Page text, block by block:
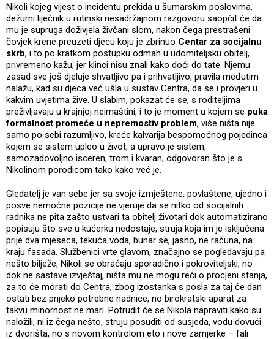
Nikoli kojeg vijest o incidentu prekida u šumarskim poslovima,
dežurni liječnik u rutinski nesadržajnom razgovoru saopćit će da
mu je supruga doživjela živčani slom, nakon čega prestrašeni
čovjek krene preuzeti djecu koju je zbrinuo Centar za socijalnu
skrb, i to po kratkom postupku odmah u udomiteljsku obitelj,
privremeno kažu, jer klinci nisu znali kako doći do tate. Njemu
zasad sve još djeluje shvatljivo pa i prihvatljivo, pravila međutim
nalažu, kad su djeca već ušla u sustav Centra, da se i provjeri u
kakvim uvjetima žive. U slabim, pokazat će se, s roditeljima
preživljavaju u krajnjoj neimaštini, i to je moment u kojem se puka
formalnost promeće u nepremostiv problem, više ništa nije
samo po sebi razumljivo, kreće kalvarija bespomoćnog pojedinca
kojem se sistem upleo u život, a upravo je sistem,
samozadovoljno isceren, trom i kvaran, odgovoran što je s
Nikolinom porodicom tako kako već je.
Gledatelj je van sebe jer sa svoje izmještene, povlaštene, ujedno i
posve nemoćne pozicije ne vjeruje da se nitko od socijalnih
radnika ne pita zašto ustvari ta obitelj životari dok automatizirano
popisuju što sve u kućerku nedostaje, struja koja im je isključena
prije dva mjeseca, tekuća voda, bunar se, jasno, ne računa, na
kraju fasada. Službenici vrte glavom, značajno se pogledavaju pa
nešto bilježe, Nikoli se obraćaju sporadično i pokroviteljski, no
dok ne sastave izvještaj, ništa mu ne mogu reći o procjeni stanja,
za to će morati do Centra; zbog izostanka s posla za taj će dan
ostati bez prijeko potrebne nadnice, no birokratski aparat za
takvu minornost ne mari. Potrudit će se Nikola napraviti kako su
naložili, ni iz čega nešto, struju posuditi od susjeda, vodu dovući
iz dvorišta, no s novom kontrolom eto i nove zamjerke – fali